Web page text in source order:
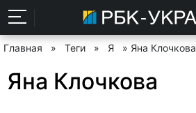
Главная » Теги » Я » Яна Клочкова
Яна Клочкова